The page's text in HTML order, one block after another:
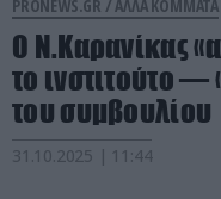
PRONEWS.GR / ΑΛΛΑ ΚΟΜΜΑΤΑ
Ο Ν.Καρανίκας
το ινστιτούτο —
του συμβουλίου
31.10.2025 | 11:44